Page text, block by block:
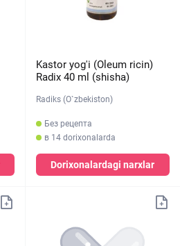
Kastor yog'i (Oleum ricin)
Radix 40 ml (shisha)
Radiks (O`zbekiston)
Без рецепта
в 14 dorixonalarda
Dorixonalardagi narxlar